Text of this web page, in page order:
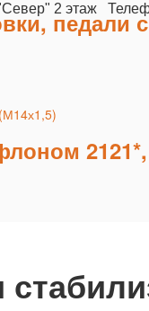
2 этаж
педали
2121*,